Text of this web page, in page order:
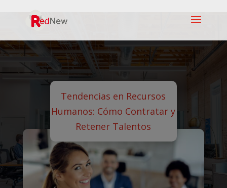
Tendencias en Recursos
Humanos: Cómo Contratar y
Retener Talentos